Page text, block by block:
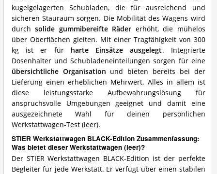
kugelgelagerten Schubladen, die für ausreichend und
sicheren Stauraum sorgen. Die Mobilität des Wagens wird
durchsolide gummibereifte Räder erhöht, die mühelos
über Oberflächen gleiten. Mit einer Tragfähigkeit von 300
kg ist er für harte Einsätze ausgelegt. Integrierte
Dosenhalter und Schubladeneinteilungen sorgen für eine
übersichtliche Organisation und bieten bereits bei der
Lieferung einen erheblichen Mehrwert. Alles in allem ist
diese leistungsstarke Aufbewahrungslösung für
anspruchsvolle Umgebungen geeignet und damit eine
ausgezeichnete Wahl für deinen persönlichen
Werkstattwagen-Test (leer).
STIER Werkstattwagen BLACK-Edition Zusammenfassung:
Was bietet dieser Werkstattwagen (leer)?
Der STIER Werkstattwagen BLACK-Edition ist der perfekte
Begleiter für jede Werkstatt. Er verfügt über einen stabilen